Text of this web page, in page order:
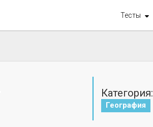
Тесты
Категория:
География